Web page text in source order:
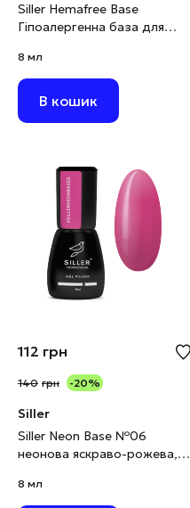
Siller Hemafree Base
Гіпоалергенна база для
8 мл
В кошик
112 грн
140 грн -20%
Siller
Siller Neon Base №06
неонова яскраво-рожева, 8
8 мл